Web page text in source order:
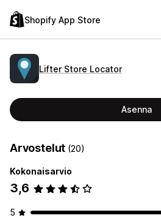
Shopify App Store
Lifter Store Locator
Asenna
Arvostelut (20)
Kokonaisarvio
3,6
5